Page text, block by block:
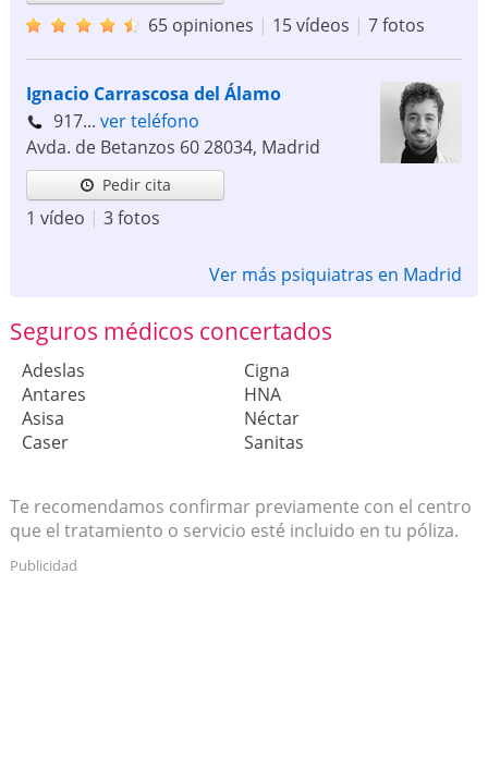
65 opiniones | 15 vídeos | 7 fotos
Ignacio Carrascosa del Álamo
917... ver teléfono
Avda. de Betanzos 6028034, Madrid
Pedir cita
1 vídeo | 3 fotos
Ver más psiquiatras en Madrid
Seguros médicos concertados
Adeslas
Antares
Asisa
Caser
Cigna
HNA
Néctar
Sanitas
Te recomendamos confirmar previamente con el centro
que el tratamiento o servicio esté incluido en tu póliza.
Publicidad